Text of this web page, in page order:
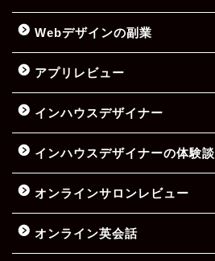
Webデザインの副業
アプリレビュー
インハウスデザイナー
インハウスデザイナーの体験談
オンラインサロンレビュー
オンライン英会話